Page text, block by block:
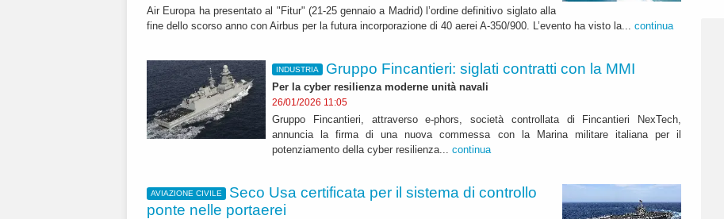
Air Europa ha presentato al "Fitur" (21-25 gennaio a Madrid) l’ordine definitivo siglato alla
fine dello scorso anno con Airbus per la futura incorporazione di 40 aerei A-350/900. L’evento ha visto la... continua
INDUSTRIA Gruppo Fincantieri: siglati contratti con la MMI
Per la cyber resilienza moderne unità navali
26/01/2026 11:05
Gruppo Fincantieri, attraverso e-phors, società controllata di Fincantieri NexTech,
annuncia la firma di una nuova commessa con la Marina militare italiana per il
potenziamento della cyber resilienza... continua
AVIAZIONE CIVILE
Seco Usa certificata per il sistema di controllo
ponte nelle portaerei